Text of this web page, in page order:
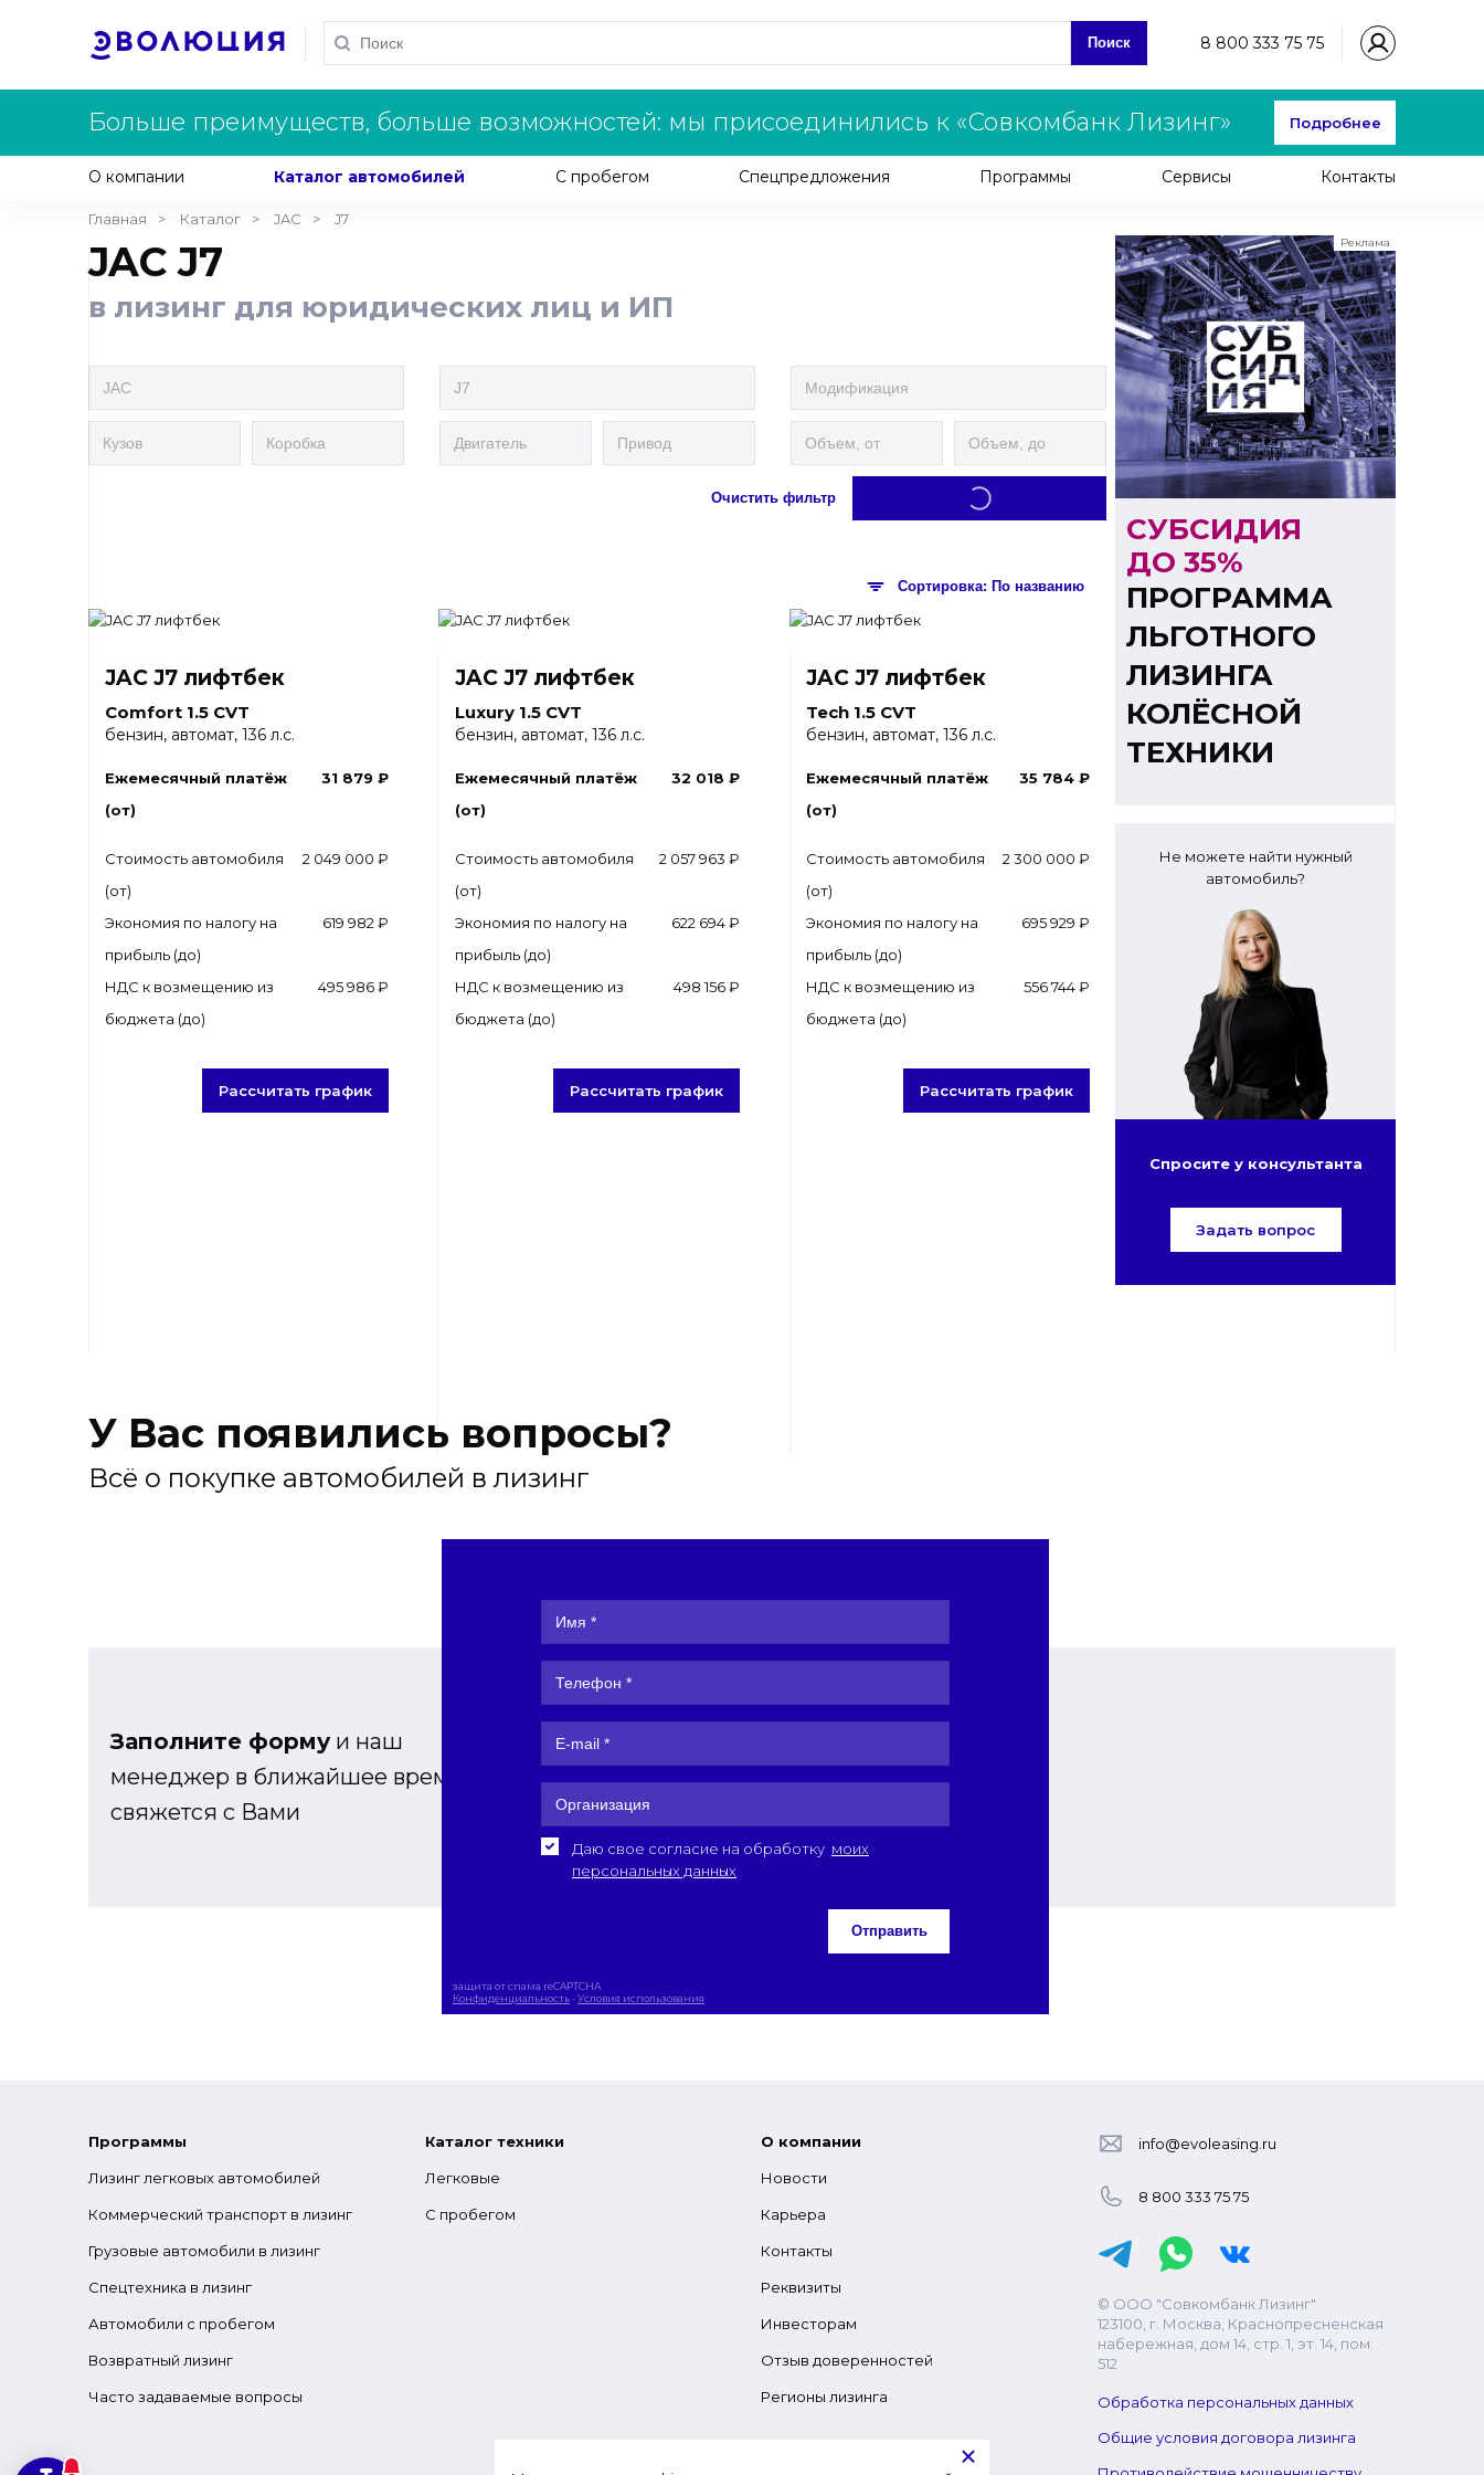
Поиск
Больше преимуществ, больше возможностей: мы присоединились к «Совкомбанк Лизинг» Подробнее
О компании Каталог автомобилей С пробегом Спецпредложения Программы Сервисы Контакты
8 800 333 75 75
Главная Каталог JAC J7
JAC J7
в лизинг для юридических лиц и ИП
Очистить фильтр
Сортировка: По названию
JAC J7 лифтбек
Comfort 1.5 CVT
бензин, автомат, 136 л.с.
Ежемесячный платёж
(от)
31 879 ₽
Стоимость автомобиля
(от)
2 049 000 ₽
Экономия по налогу на
прибыль (до)
619 982 ₽
НДС к возмещению из
бюджета (до)
495 986 ₽
Рассчитать график
JAC J7 лифтбек
Luxury 1.5 CVT
бензин, автомат, 136 л.с.
Ежемесячный платёж
(от)
32 018 ₽
Стоимость автомобиля
(от)
2 057 963 ₽
Экономия по налогу на
прибыль (до)
622 694 ₽
НДС к возмещению из
бюджета (до)
498 156 ₽
Рассчитать график
JAC J7 лифтбек
Tech 1.5 CVT
бензин, автомат, 136 л.с.
Ежемесячный платёж
(от)
35 784 ₽
Стоимость автомобиля
(от)
2 300 000 ₽
Экономия по налогу на
прибыль (до)
695 929 ₽
НДС к возмещению из
бюджета (до)
556 744 ₽
Рассчитать график
Реклама
ООО "ЛК Эволюция"
ИНН 9724016636
erid: nyi26TK8Sykg5SPCgA2w5MdVpLJdC9hh
СУБСИДИЯ
ДО 35%
ПРОГРАММА
ЛЬГОТНОГО
ЛИЗИНГА
КОЛЁСНОЙ
ТЕХНИКИ
Не можете найти нужный
автомобиль?
Спросите у консультанта
Задать вопрос
У Вас появились вопросы?
Всё о покупке автомобилей в лизинг
Заполните форму и наш
менеджер в ближайшее время
свяжется с Вами
Даю свое согласие на обработку моих
персональных данных
Отправить
защита от спама reCAPTCHA
Конфиденциальность-Условия использования
Программы
Лизинг легковых автомобилей
Коммерческий транспорт в лизинг
Грузовые автомобили в лизинг
Спецтехника в лизинг
Автомобили с пробегом
Возвратный лизинг
Часто задаваемые вопросы
Каталог техники
Легковые
С пробегом
О компании
Новости
Карьера
Контакты
Реквизиты
Инвесторам
Отзыв доверенностей
Регионы лизинга
info@evoleasing.ru
8 800 333 75 75
© ООО "Совкомбанк Лизинг"
123100, г. Москва, Краснопресненская
набережная, дом 14, стр. 1, эт. 14, пом.
512
Обработка персональных данных
Общие условия договора лизинга